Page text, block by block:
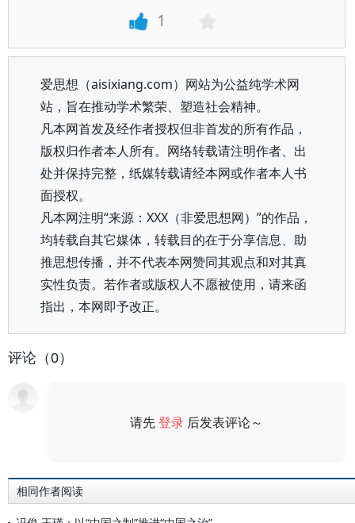
1
爱思想（aisixiang.com）网站为公益纯学术网
站，旨在推动学术繁荣、塑造社会精神。
凡本网首发及经作者授权但非首发的所有作品，
版权归作者本人所有。网络转载请注明作者、出
处并保持完整，纸媒转载请经本网或作者本人书
面授权。
凡本网注明“来源：XXX（非爱思想网）”的作品，
均转载自其它媒体，转载目的在于分享信息、助
推思想传播，并不代表本网赞同其观点和对其真
实性负责。若作者或版权人不愿被使用，请来函
指出，本网即予改正。
评论（0）
请先登录 后发表评论～
相同作者阅读